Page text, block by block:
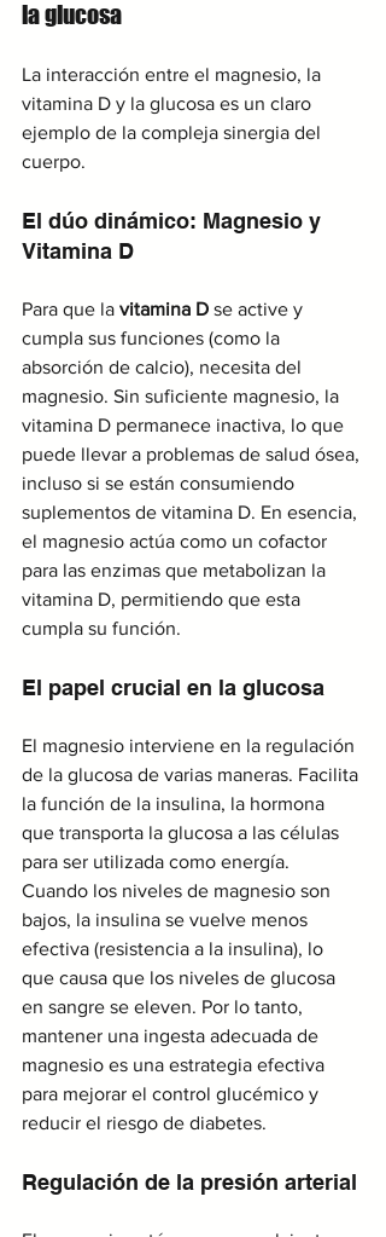
la glucosa
La interacción entre el magnesio, la
vitamina D y la glucosa es un claro
ejemplo de la compleja sinergia del
cuerpo.
El dúo dinámico: Magnesio y
Vitamina D
Para que la vitamina D se active y
cumpla sus funciones (como la
absorción de calcio), necesita del
magnesio. Sin suficiente magnesio, la
vitamina D permanece inactiva, lo que
puede llevar a problemas de salud ósea,
incluso si se están consumiendo
suplementos de vitamina D. En esencia,
el magnesio actúa como un cofactor
para las enzimas que metabolizan la
vitamina D, permitiendo que esta
cumpla su función.
El papel crucial en la glucosa
El magnesio interviene en la regulación
de la glucosa de varias maneras. Facilita
la función de la insulina, la hormona
que transporta la glucosa a las células
para ser utilizada como energía.
Cuando los niveles de magnesio son
bajos, la insulina se vuelve menos
efectiva (resistencia a la insulina), lo
que causa que los niveles de glucosa
en sangre se eleven. Por lo tanto,
mantener una ingesta adecuada de
magnesio es una estrategia efectiva
para mejorar el control glucémico y
reducir el riesgo de diabetes.
Regulación de la presión arterial